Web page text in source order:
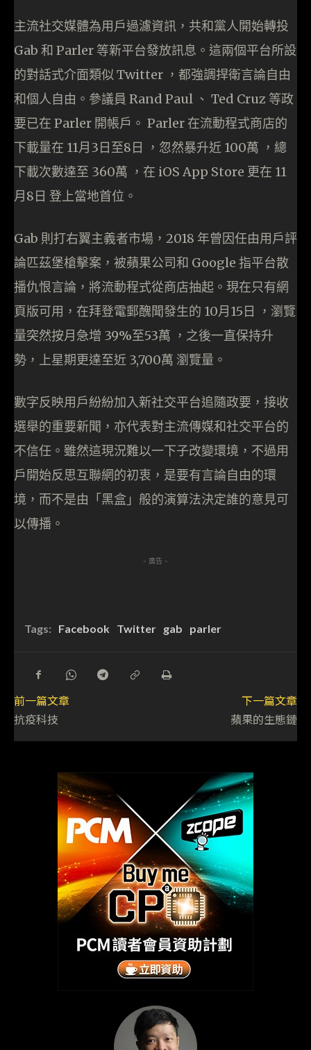
主流社交媒體為用戶過濾資訊，共和黨人開始轉投
Gab 和 Parler 等新平台發放訊息。這兩個平台所設
的對話式介面類似 Twitter ，都強調捍衛言論自由
和個人自由。參議員 Rand Paul 、 Ted Cruz 等政
要已在 Parler 開帳戶。 Parler 在流動程式商店的
下載量在 11月3日至8日 ，忽然暴升近 100萬 ，總
下載次數達至 360萬 ，在 iOS App Store 更在 11
月8日 登上當地首位。
Gab 則打右翼主義者市場，2018 年曾因任由用戶評
論匹茲堡槍擊案，被蘋果公司和 Google 指平台散
播仇恨言論，將流動程式從商店抽起。現在只有網
頁版可用，在拜登電郵醜聞發生的 10月15日 ，瀏覽
量突然按月急增 39%至53萬 ，之後一直保持升
勢，上星期更達至近 3,700萬 瀏覽量。
數字反映用戶紛紛加入新社交平台追隨政要，接收
選舉的重要新聞，亦代表對主流傳媒和社交平台的
不信任。雖然這現況難以一下子改變環境，不過用
戶開始反思互聯網的初衷，是要有言論自由的環
境，而不是由「黑盒」般的演算法決定誰的意見可
以傳播。
- 廣告 -
Tags: Facebook Twitter gab parler
前一篇文章
抗疫科技
下一篇文章
蘋果的生態鏈